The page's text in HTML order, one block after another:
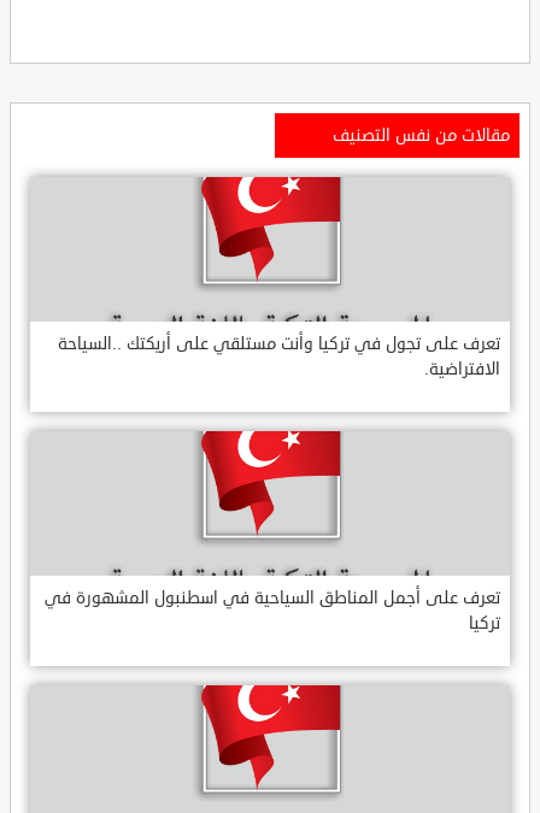
مقالات من نفس التصنيف
تعرف على تجول في تركيا وأنت مستلقي على أريكتك ..السياحة
الافتراضية.
تعرف على أجمل المناطق السياحية في اسطنبول المشهورة في
تركيا